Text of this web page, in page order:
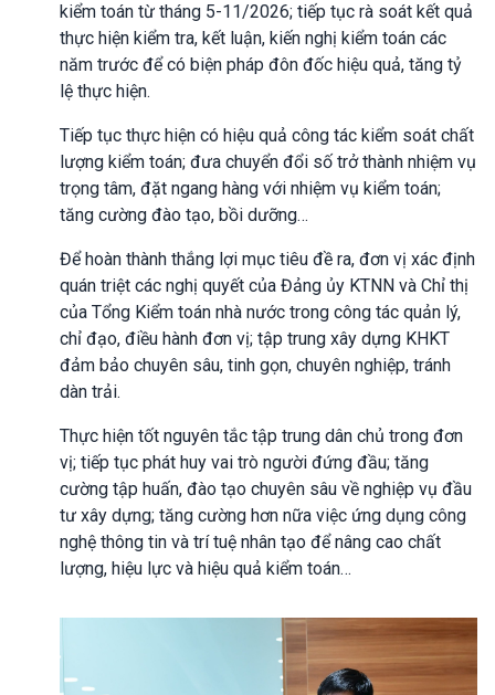
kiểm toán từ tháng 5-11/2026; tiếp tục rà soát kết quả
thực hiện kiểm tra, kết luận, kiến nghị kiểm toán các
năm trước để có biện pháp đôn đốc hiệu quả, tăng tỷ
lệ thực hiện.
Tiếp tục thực hiện có hiệu quả công tác kiểm soát chất
lượng kiểm toán; đưa chuyển đổi số trở thành nhiệm vụ
trọng tâm, đặt ngang hàng với nhiệm vụ kiểm toán;
tăng cường đào tạo, bồi dưỡng…
Để hoàn thành thắng lợi mục tiêu đề ra, đơn vị xác định
quán triệt các nghị quyết của Đảng ủy KTNN và Chỉ thị
của Tổng Kiểm toán nhà nước trong công tác quản lý,
chỉ đạo, điều hành đơn vị; tập trung xây dựng KHKT
đảm bảo chuyên sâu, tinh gọn, chuyên nghiệp, tránh
dàn trải.
Thực hiện tốt nguyên tắc tập trung dân chủ trong đơn
vị; tiếp tục phát huy vai trò người đứng đầu; tăng
cường tập huấn, đào tạo chuyên sâu về nghiệp vụ đầu
tư xây dựng; tăng cường hơn nữa việc ứng dụng công
nghệ thông tin và trí tuệ nhân tạo để nâng cao chất
lượng, hiệu lực và hiệu quả kiểm toán…